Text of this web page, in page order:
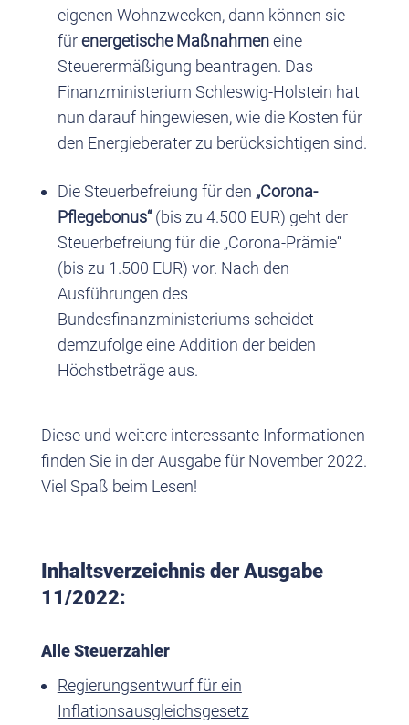
eigenen Wohnzwecken, dann können sie
fürenergetische Maßnahmeneine
Steuerermäßigung beantragen. Das
Finanzministerium Schleswig-Holstein hat
nun darauf hingewiesen, wie die Kosten für
den Energieberater zu berücksichtigen sind.
Die Steuerbefreiung für den „Corona-
Pflegebonus“(bis zu 4.500 EUR) geht der
Steuerbefreiung für die „Corona-Prämie“
(bis zu 1.500 EUR) vor. Nach den
Ausführungen des
Bundesfinanzministeriums scheidet
demzufolge eine Addition der beiden
Höchstbeträge aus.
Diese und weitere interessante Informationen
finden Sie in der Ausgabe für November 2022.
Viel Spaß beim Lesen!
Inhaltsverzeichnis der Ausgabe
11/2022:
Alle Steuerzahler
Regierungsentwurf für ein
Inflationsausgleichsgesetz